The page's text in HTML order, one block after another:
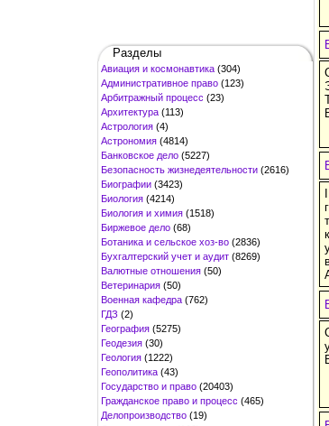
Разделы
Авиация и космонавтика (304)
Административное право (123)
Арбитражный процесс (23)
Архитектура (113)
Астрология (4)
Астрономия (4814)
Банковское дело (5227)
Безопасность жизнедеятельности (2616)
Биографии (3423)
Биология (4214)
Биология и химия (1518)
Биржевое дело (68)
Ботаника и сельское хоз-во (2836)
Бухгалтерский учет и аудит (8269)
Валютные отношения (50)
Ветеринария (50)
Военная кафедра (762)
ГДЗ (2)
География (5275)
Геодезия (30)
Геология (1222)
Геополитика (43)
Государство и право (20403)
Гражданское право и процесс (465)
Делопроизводство (19)